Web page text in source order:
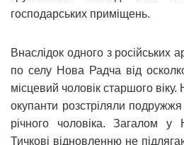
господарських приміщень.
Внаслідок одного з російських
по селу Нова Радча від
місцевий чоловік старшого
окупанти розстріляли
річного чоловіка. Загалом у
Тичкові відновленню не